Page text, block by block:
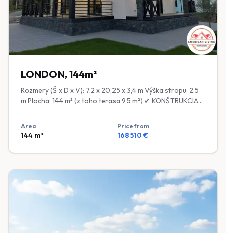
pod oknami pripravené pre elektrické konvektory)
Klimatizácia: Zásuvka a výstuž v stene pre montáž
(jednotka voliteľná)
LONDON, 144m²
Rozmery (Š x D x V): 7,2 x 20,25 x 3,4 m Výška stropu: 2,5
m Plocha: 144 m² (z toho terasa 9,5 m²) ✔ KONŠTRUKCIA
(stlačená na 150 mm) Steny: 150 mm čadičová vlna
Strecha: 300 mm minerálna vlna (stlačená na 200 mm) ✔
OKNÁ A DVERE Okná: Dvojkomorové plastové okná,
bezpečnostné Interiérové dvere: MDF ✔ EXTERIÉR
Fasáda: Termodrevo alebo omietka Strecha: Trapézový
plech alebo škridla ✔ INTERIÉR Obklad stien: Prírodný
drevený obklad alebo sadrokartón s tapetou Podlahy:
Kuchynská linka (nábytok) + Kuchynská zástena 🔥
Area
144 m²
Price from
168 510 €